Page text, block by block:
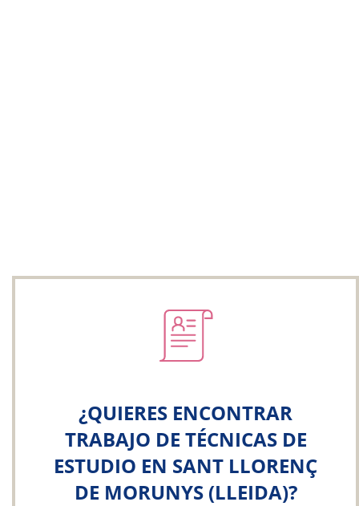
¿QUIERES ENCONTRAR
TRABAJO DE TÉCNICAS DE
ESTUDIO EN SANT LLORENÇ
DE MORUNYS (LLEIDA)?